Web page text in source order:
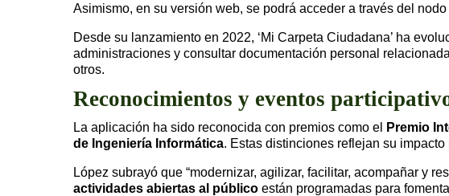
Asimismo, en su versión web, se podrá acceder a través del
Desde su lanzamiento en 2022, ‘Mi Carpeta Ciudadana’ ha
administraciones y consultar documentación personal
otros.
Reconocimientos y eventos
La aplicación ha sido reconocida con premios como el Premio
de Ingeniería Informática. Estas distinciones reflejan su
López subrayó que “modernizar, agilizar, facilitar, acompañar y
actividades abiertas al público están programadas para